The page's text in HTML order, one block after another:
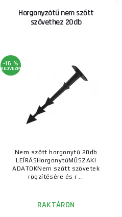
Horgonyzótű nem szőtt
szövethez 20db
-16 %
KEDVEZMÉNY
Nem szőtt horgonytű 20db
LEÍRÁSHorgonytűMŰSZAKI
ADATOKNem szőtt szövetek
rögzítésére és r ...
RAKTÁRON